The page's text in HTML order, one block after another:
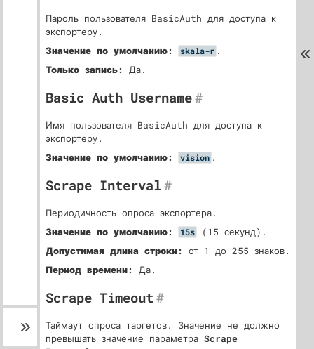
Пароль пользователя BasicAuth для доступа к
экспортеру.
Значение по умолчанию:
skala-r .
Только запись:
Да.
Basic Auth Username#
Имя пользователя BasicAuth для доступа к
экспортеру.
Значение по умолчанию:
vision .
Scrape Interval#
Периодичность опроса экспортера.
Значение по умолчанию:
15s
(15 секунд).
Допустимая длина строки:
от 1 до 255 знаков.
Период времени:
Да.
Scrape Timeout #
Таймаут опроса таргетов. Значение не должно
превышать значение параметра Scrape